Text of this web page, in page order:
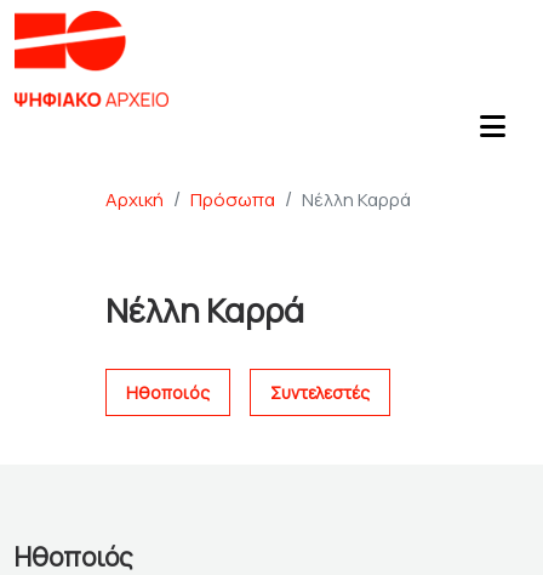
Αρχική Πρόσωπα Νέλλη Καρρά
Νέλλη Καρρά
Ηθοποιός Συντελεστές
Ηθοποιός